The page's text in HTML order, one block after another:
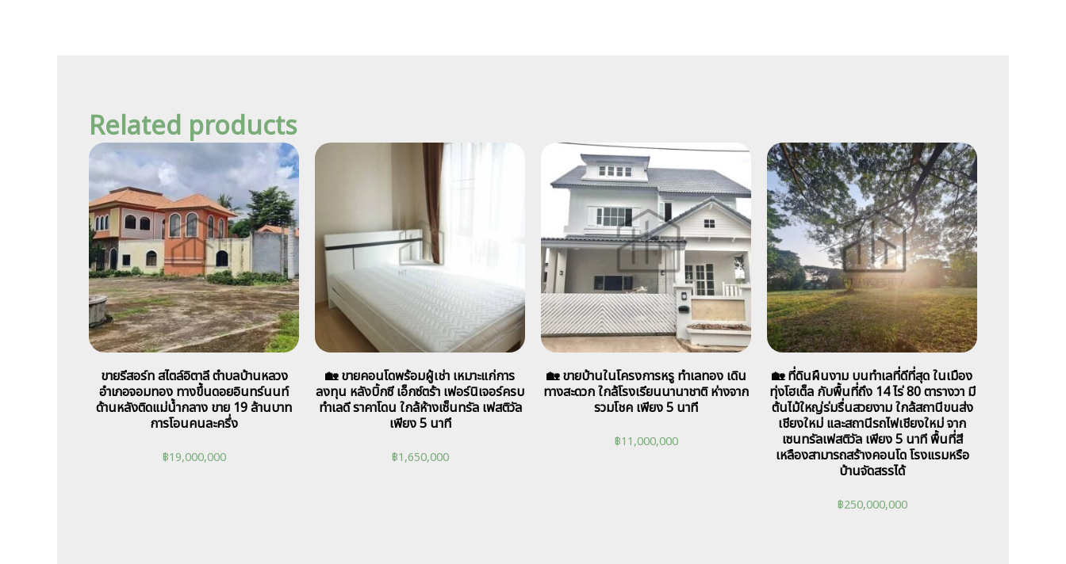
Related products
ขายรีสอร์ท สไตล์อิตาลี ตำบลบ้านหลวง
อำเภอจอมทอง ทางขึ้นดอยอินทร์นนท์
ด้านหลังติดแม่น้ำกลาง ขาย 19 ล้านบาท
การโอนคนละครึ่ง
฿19,000,000
🏡 ขายคอนโดพร้อมผู้เช่า เหมาะแก่การ
ลงทุน หลังบิ้กซี เอ็กซ์ตร้า เฟอร์นิเจอร์ครบ
ทำเลดี ราคาโดน ใกล้ห้างเซ็นทรัล เฟสติวัล
เพียง 5 นาที
฿1,650,000
🏡 ขายบ้านในโครงการหรู ทำเลทอง เดิน
ทางสะดวก ใกล้โรงเรียนนานาชาติ ห่างจาก
รวมโชค เพียง 5 นาที
฿11,000,000
🏡 ที่ดินผืนงาม บนทำเลที่ดีที่สุด ในเมือง
ทุ่งโฮเต็ล กับพื้นที่ถึง 14 ไร่ 80 ตารางวา มี
ต้นไม้ใหญ่ร่มรื่นสวยงาม ใกล้สถานีขนส่ง
เชียงใหม่ และสถานีรถไฟเชียงใหม่ จาก
เซนทรัลเฟสติวัล เพียง 5 นาที พื้นที่สี
เหลืองสามารถสร้างคอนโด โรงแรมหรือ
บ้านจัดสรรได้
฿250,000,000